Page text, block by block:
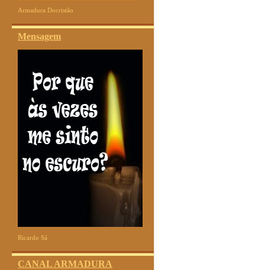
Armadura Docristão
Mensagem
Ricardo Sá
CANAL ARMADURA